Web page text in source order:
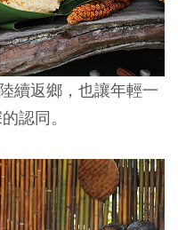
續返鄉，也讓年輕一
認同。